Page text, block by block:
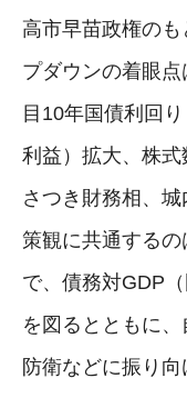
高市早苗政権の
プダウンの着眼
目10年国債利回
利益）拡大、株
さつき財務相、
策観に共通する
で、債務対GDP
を図るとともに
防衛などに振り向